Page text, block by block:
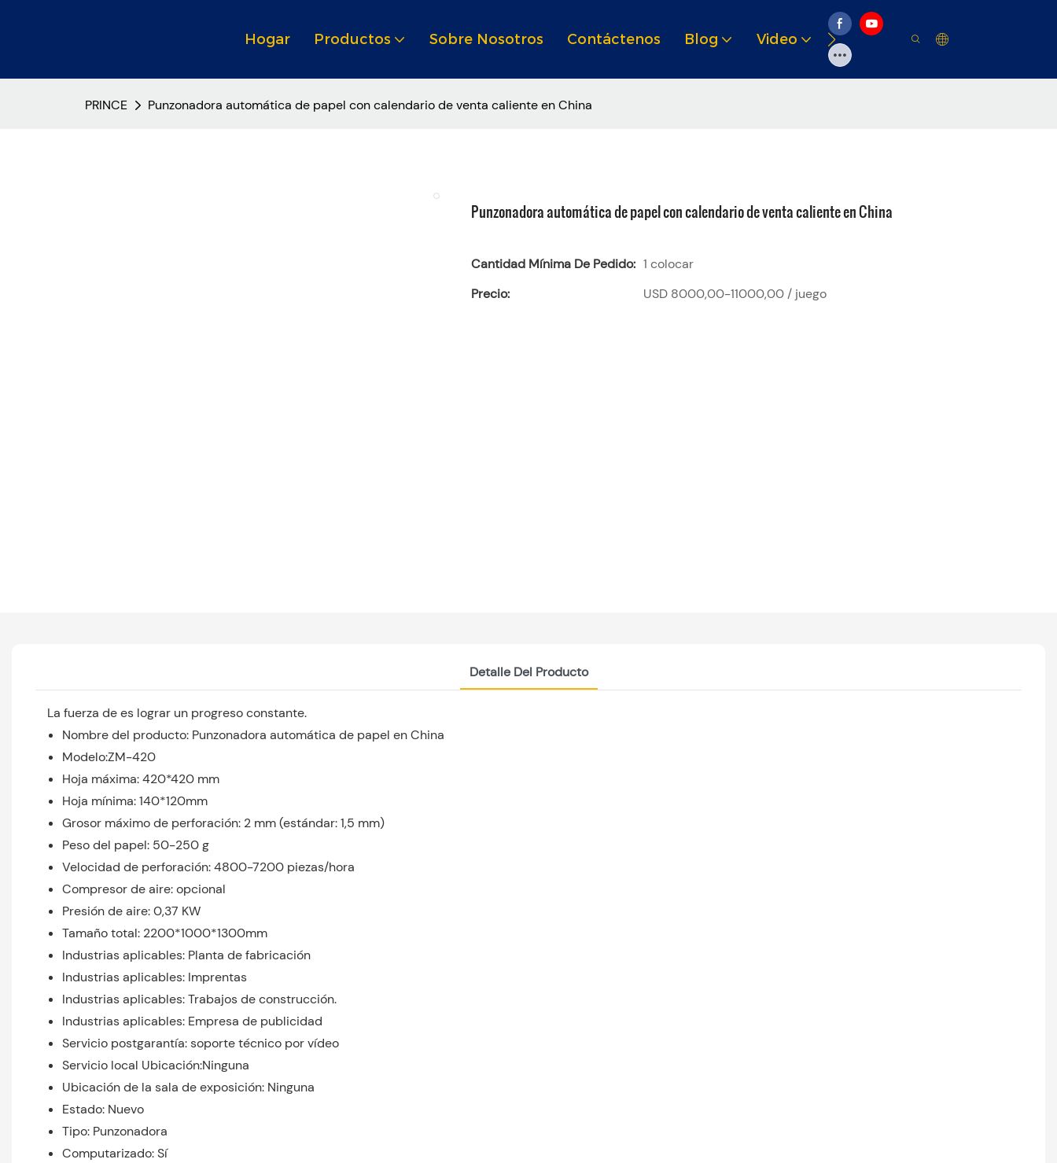
Hogar Productos Sobre Nosotros Contáctenos Blog Video Soluciones Recurso
PRINCE Punzonadora automática de papel con calendario de venta caliente en China
Punzonadora automática de papel con calendario de venta caliente en China
Cantidad Mínima De Pedido: 1 colocar
Precio:
USD 8000,00-11000,00 / juego
Detalle Del Producto
La fuerza de es lograr un progreso constante.
Nombre del producto: Punzonadora automática de papel en China
Modelo:ZM-420
Hoja máxima: 420*420 mm
Hoja mínima: 140*120mm
Grosor máximo de perforación: 2 mm (estándar: 1,5 mm)
Peso del papel: 50-250 g
Velocidad de perforación: 4800-7200 piezas/hora
Compresor de aire: opcional
Presión de aire: 0,37 KW
Tamaño total: 2200*1000*1300mm
Industrias aplicables: Planta de fabricación
Industrias aplicables: Imprentas
Industrias aplicables: Trabajos de construcción.
Industrias aplicables: Empresa de publicidad
Servicio postgarantía: soporte técnico por vídeo
Servicio local Ubicación:Ninguna
Ubicación de la sala de exposición: Ninguna
Estado: Nuevo
Tipo: Punzonadora
Computarizado: Sí